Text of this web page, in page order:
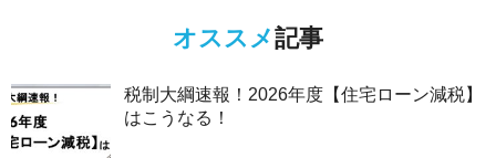
オススメ記事
税制大綱速報！2026年度【住宅ローン減税】
はこうなる！